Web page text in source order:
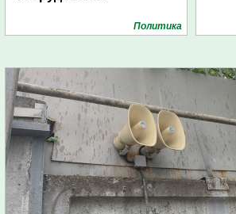
Политика